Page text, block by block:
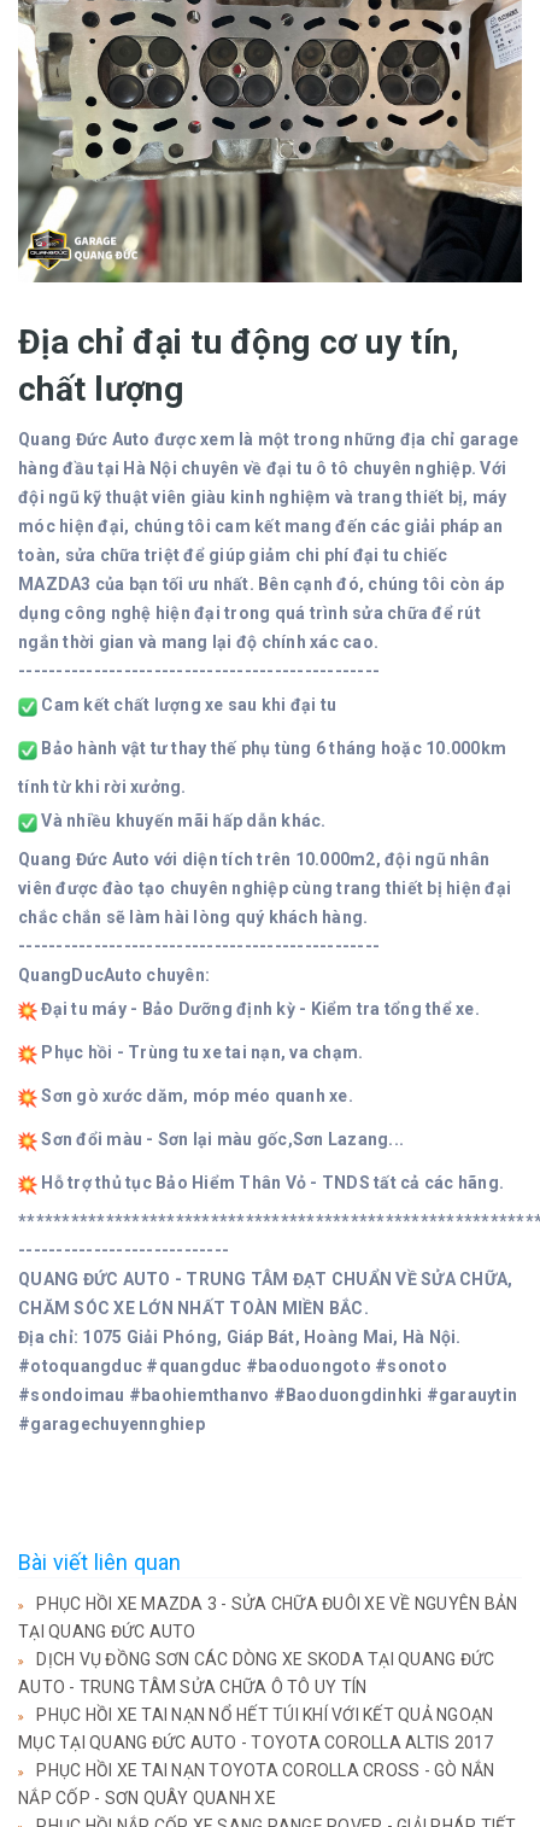
Địa chỉ đại tu động cơ uy tín,
chất lượng
Quang Đức Auto được xem là một trong những địa chỉ garage
hàng đầu tại Hà Nội chuyên về đại tu ô tô chuyên nghiệp. Với
đội ngũ kỹ thuật viên giàu kinh nghiệm và trang thiết bị, máy
móc hiện đại, chúng tôi cam kết mang đến các giải pháp an
toàn, sửa chữa triệt để giúp giảm chi phí đại tu chiếc
MAZDA3 của bạn tối ưu nhất. Bên cạnh đó, chúng tôi còn áp
dụng công nghệ hiện đại trong quá trình sửa chữa để rút
ngắn thời gian và mang lại độ chính xác cao.
------------------------------------------------
Cam kết chất lượng xe sau khi đại tu
Bảo hành vật tư thay thế phụ tùng 6 tháng hoặc 10.000km
tính từ khi rời xưởng.
Và nhiều khuyến mãi hấp dẫn khác.
Quang Đức Auto với diện tích trên 10.000m2, đội ngũ nhân
viên được đào tạo chuyên nghiệp cùng trang thiết bị hiện đại
chắc chắn sẽ làm hài lòng quý khách hàng.
------------------------------------------------
QuangDucAuto chuyên:
Đại tu máy - Bảo Dưỡng định kỳ - Kiểm tra tổng thể xe.
Phục hồi - Trùng tu xe tai nạn, va chạm.
Sơn gò xước dăm, móp méo quanh xe.
Sơn đổi màu - Sơn lại màu gốc,Sơn Lazang...
Hỗ trợ thủ tục Bảo Hiểm Thân Vỏ - TNDS tất cả các hãng.
----------------------------
QUANG ĐỨC AUTO - TRUNG TÂM ĐẠT CHUẨN VỀ SỬA CHỮA,
CHĂM SÓC XE LỚN NHẤT TOÀN MIỀN BẮC.
Địa chỉ: 1075 Giải Phóng, Giáp Bát, Hoàng Mai, Hà Nội.
#otoquangduc #quangduc #baoduongoto #sonoto
#sondoimau #baohiemthanvo #Baoduongdinhki #garauytin
#garagechuyennghiep
Bài viết liên quan
PHỤC HỒI XE MAZDA 3 - SỬA CHỮA ĐUÔI XE VỀ NGUYÊN BẢN
TẠI QUANG ĐỨC AUTO
DỊCH VỤ ĐỒNG SƠN CÁC DÒNG XE SKODA TẠI QUANG ĐỨC
AUTO - TRUNG TÂM SỬA CHỮA Ô TÔ UY TÍN
PHỤC HỒI XE TAI NẠN NỔ HẾT TÚI KHÍ VỚI KẾT QUẢ NGOẠN
MỤC TẠI QUANG ĐỨC AUTO - TOYOTA COROLLA ALTIS 2017
PHỤC HỒI XE TAI NẠN TOYOTA COROLLA CROSS - GÒ NẮN
NẮP CỐP - SƠN QUÂY QUANH XE